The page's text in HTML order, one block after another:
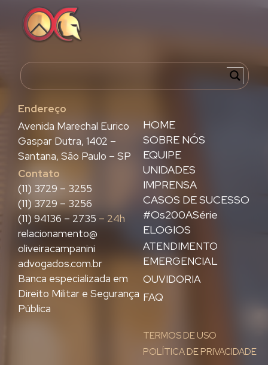
Endereço
HOME
SOBRE NÓS
EQUIPE
UNIDADES
IMPRENSA
CASOS DE SUCESSO
#Os200ASérie
ELOGIOS
ATENDIMENTO
EMERGENCIAL
OUVIDORIA
FAQ
TERMOS DE USO
POLÍTICA DE PRIVACIDADE
Avenida Marechal Eurico
Gaspar Dutra, 1402 –
Santana, São Paulo – SP
Contato
(11) 3729 – 3255
(11) 3729 – 3256
(11) 94136 – 2735 – 24h
relacionamento@
oliveiracampanini
advogados.com.br
Banca especializada em
Direito Militar e Segurança
Pública